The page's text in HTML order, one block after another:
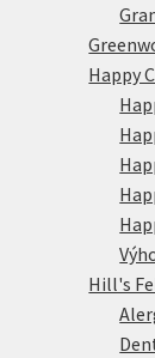
Happy
Hill's